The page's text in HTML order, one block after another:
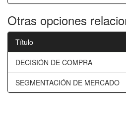
Otras opciones
Título
DECISIÓN DE COMPRA
SEGMENTACIÓN DE MERCADO